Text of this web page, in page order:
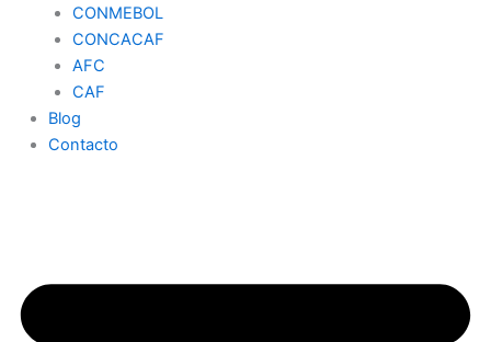
CONMEBOL
CONCACAF
AFC
CAF
Blog
Contacto